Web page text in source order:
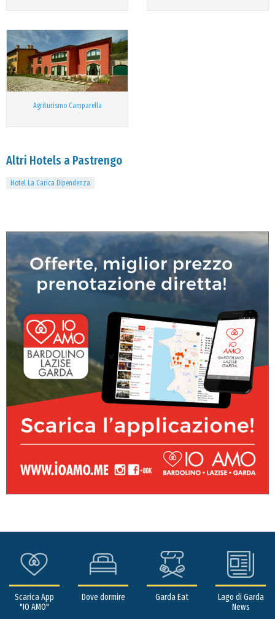
Agriturismo Camparella
Altri Hotels a Pastrengo
Hotel La Carica Dipendenza
Scarica App
"IO AMO"
Dove dormire Garda Eat
Lago di Garda
News